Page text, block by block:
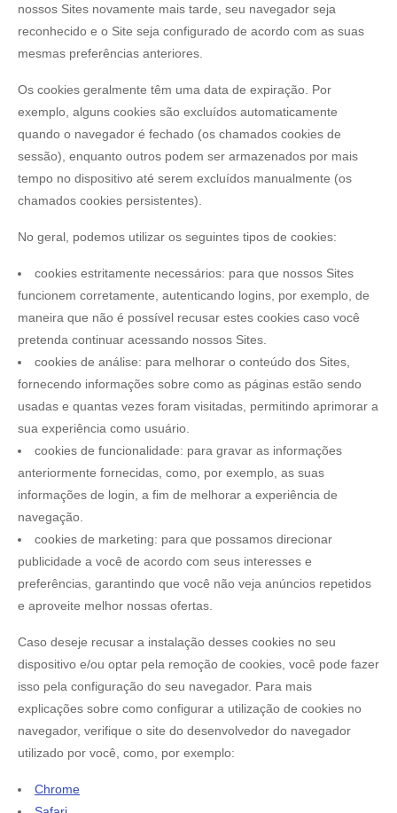
nossos Sites novamente mais tarde, seu navegador seja
reconhecido e o Site seja configurado de acordo com as suas
mesmas preferências anteriores.
Os cookies geralmente têm uma data de expiração. Por
exemplo, alguns cookies são excluídos automaticamente
quando o navegador é fechado (os chamados cookies de
sessão), enquanto outros podem ser armazenados por mais
tempo no dispositivo até serem excluídos manualmente (os
chamados cookies persistentes).
No geral, podemos utilizar os seguintes tipos de cookies:
cookies estritamente necessários: para que nossos Sites
funcionem corretamente, autenticando logins, por exemplo, de
maneira que não é possível recusar estes cookies caso você
pretenda continuar acessando nossos Sites.
cookies de análise: para melhorar o conteúdo dos Sites,
fornecendo informações sobre como as páginas estão sendo
usadas e quantas vezes foram visitadas, permitindo aprimorar a
sua experiência como usuário.
cookies de funcionalidade: para gravar as informações
anteriormente fornecidas, como, por exemplo, as suas
informações de login, a fim de melhorar a experiência de
navegação.
cookies de marketing: para que possamos direcionar
publicidade a você de acordo com seus interesses e
preferências, garantindo que você não veja anúncios repetidos
e aproveite melhor nossas ofertas.
Caso deseje recusar a instalação desses cookies no seu
dispositivo e/ou optar pela remoção de cookies, você pode fazer
isso pela configuração do seu navegador. Para mais
explicações sobre como configurar a utilização de cookies no
navegador, verifique o site do desenvolvedor do navegador
utilizado por você, como, por exemplo:
Chrome